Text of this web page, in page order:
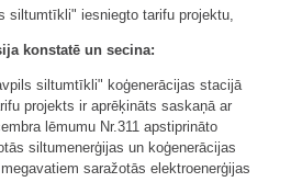
siltumtīkli" iesniegto tarifu projektu,
konstatē un secina:
siltumtīkli" koģenerācijas stacijā
projekts ir aprēķināts saskaņā ar
lēmumu Nr.311 apstiprināto
siltumenerģijas un koģenerācijas
saražotās elektroenerģijas